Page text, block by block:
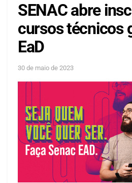
SENAC abre
cursos técnicos
EaD
30 de maio de 2023